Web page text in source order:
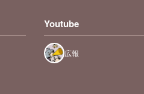
Youtube
広報